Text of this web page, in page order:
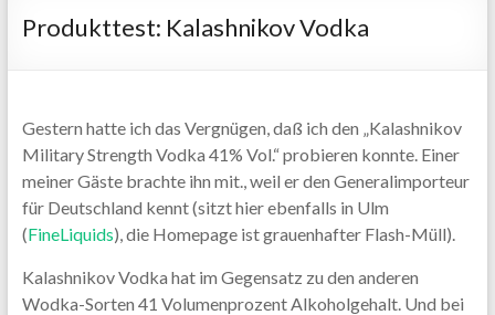
Produkttest: Kalashnikov Vodka
Gestern hatte ich das Vergnügen, daß ich den „Kalashnikov
Military Strength Vodka 41% Vol.“ probieren konnte. Einer
meiner Gäste brachte ihn mit., weil er den Generalimporteur
für Deutschland kennt (sitzt hier ebenfalls in Ulm
(FineLiquids), die Homepage ist grauenhafter Flash-Müll).
Kalashnikov Vodka hat im Gegensatz zu den anderen
Wodka-Sorten 41 Volumenprozent Alkoholgehalt. Und bei